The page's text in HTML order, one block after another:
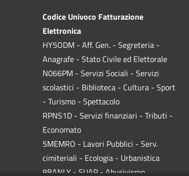
Codice Univoco Fatturazione
Elettronica
HY5ODM - Aff. Gen. - Segreteria -
Anagrafe - Stato Civile ed Elettorale
N066PM - Servizi Sociali - Servizi
scolastici - Biblioteca - Cultura - Sport
- Turismo - Spettacolo
RPNS1D - Servizi finanziari - Tributi -
Economato
5MEMRO - Lavori Pubblici - Serv.
cimiteriali - Ecologia - Urbanistica
8BANLY - SUAP - Abusivismo